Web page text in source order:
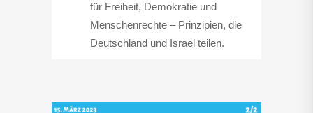
für Freiheit, Demokratie und
Menschenrechte – Prinzipien, die
Deutschland und Israel teilen.